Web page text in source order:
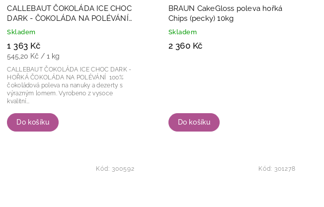
CALLEBAUT ČOKOLÁDA ICE CHOC
DARK - ČOKOLÁDA NA POLÉVÁNÍ
2,5kg
Skladem
1 363 Kč
545,20 Kč / 1 kg
Do košíku
CALLEBAUT ČOKOLÁDA ICE CHOC DARK -
HOŘKÁ ČOKOLÁDA NA POLÉVÁNÍ 100%
čokoládová poleva na nanuky a dezerty s
výrazným lomem. Vyrobeno z vysoce
kvalitní...
BRAUN CakeGloss poleva hořká
Chips (pecky) 10kg
Skladem
2 360 Kč
Do košíku
Kód: 300592 Kód: 301278